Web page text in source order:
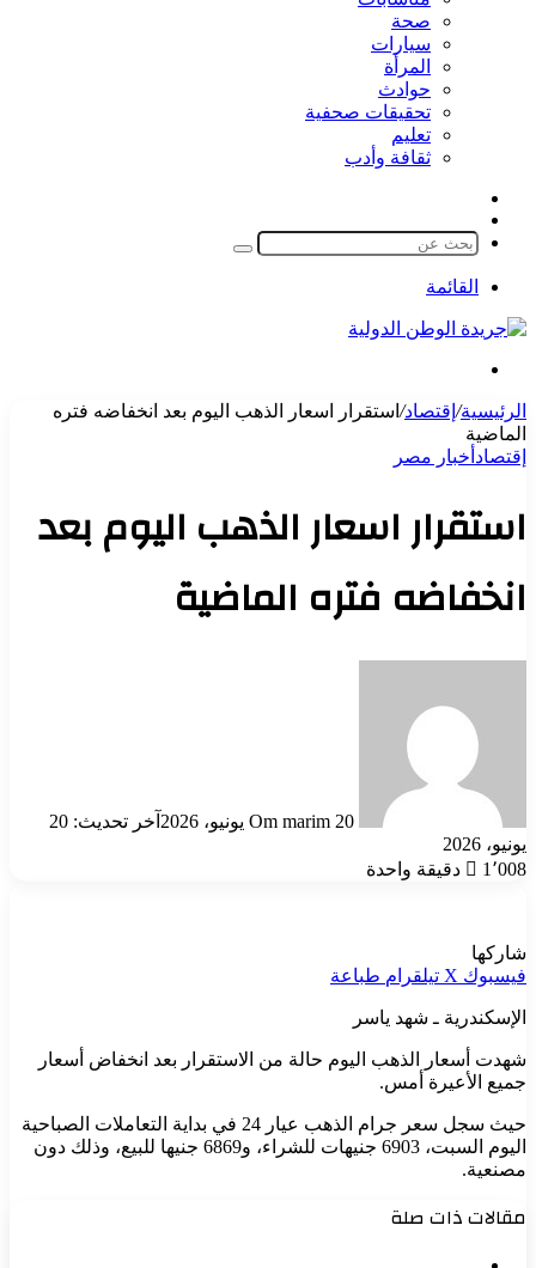
صحة
سيارات
المرأة
حوادث
تحقيقات صحفية
تعليم
ثقافة وأدب
المظلم
بحث
القائمة
الرئيسية/ إقتصاد/ استقرار اسعار الذهب اليوم بعد انخفاضه فتره
الماضية
إقتصاد أخبار مصر
استقرار اسعار الذهب اليوم بعد
انخفاضه فتره الماضية
Om marim 20 يونيو، 2026
آخر تحديث: 20
يونيو، 2026
1٬008
دقيقة واحدة
شاركها
فيسبوك ‫X تيلقرام طباعة
الإسكندرية ـ شهد ياسر
شهدت أسعار الذهب اليوم حالة من الاستقرار بعد انخفاض أسعار
جميع الأعيرة أمس.
حيث سجل سعر جرام الذهب عيار 24 في بداية التعاملات الصباحية
اليوم السبت، 6903 جنيهات للشراء، و6869 جنيها للبيع، وذلك دون
مصنعية.
مقالات ذات صلة